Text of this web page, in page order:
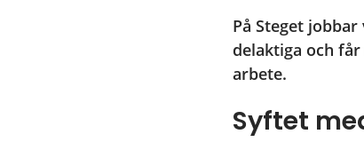
På Steget
delaktiga och
arbete.
Syftet